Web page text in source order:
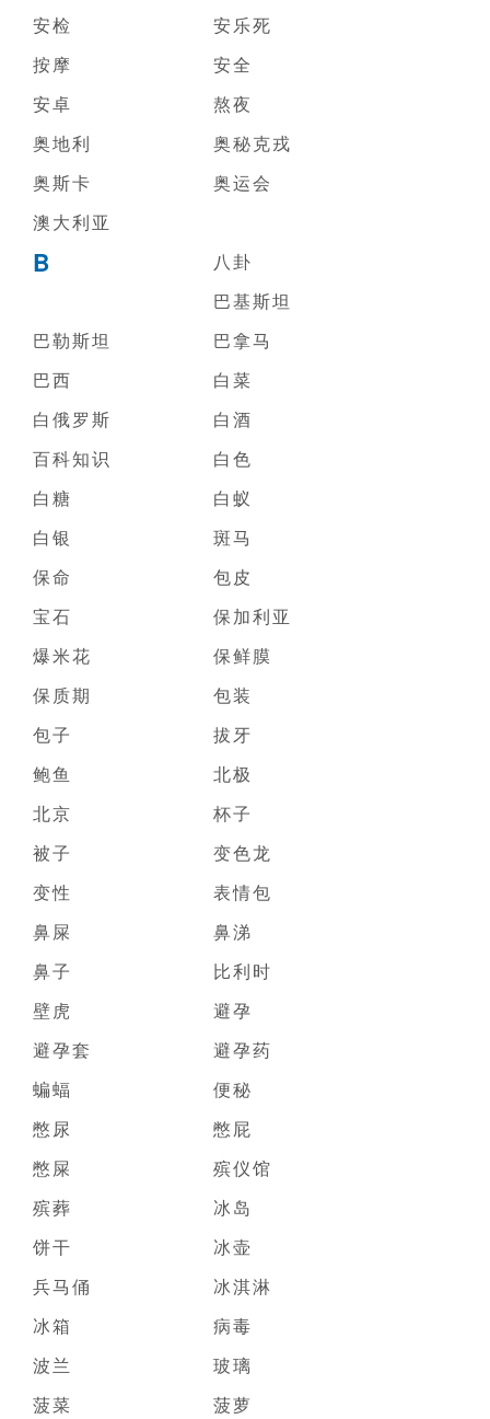
安检
安乐死
按摩
安全
安卓
熬夜
奥地利
奥秘克戎
奥斯卡
奥运会
澳大利亚
B
八卦
巴基斯坦
巴勒斯坦
巴拿马
巴西
白菜
白俄罗斯
白酒
百科知识
白色
白糖
白蚁
白银
斑马
保命
包皮
宝石
保加利亚
爆米花
保鲜膜
保质期
包装
包子
拔牙
鲍鱼
北极
北京
杯子
被子
变色龙
变性
表情包
鼻屎
鼻涕
鼻子
比利时
壁虎
避孕
避孕套
避孕药
蝙蝠
便秘
憋尿
憋屁
憋屎
殡仪馆
殡葬
冰岛
饼干
冰壶
兵马俑
冰淇淋
冰箱
病毒
波兰
玻璃
菠菜
菠萝